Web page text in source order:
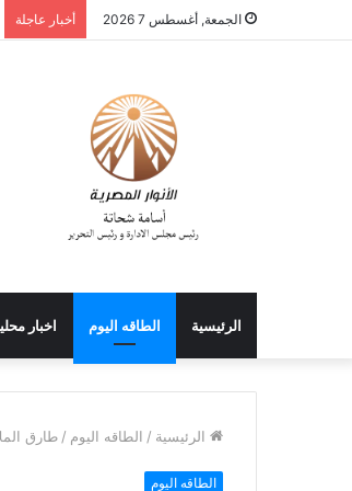
الجمعة, أغسطس 7 2026 أخبار عاجلة
الرئيسية الطاقه اليوم اخبار
الرئيسية / الطاقه اليوم / طارق
الطاقه اليوم